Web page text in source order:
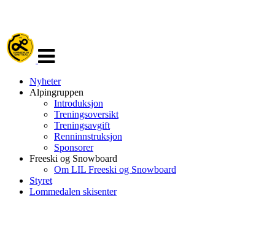
navigasjon
Nyheter
Alpingruppen
Introduksjon
Treningsoversikt
Treningsavgift
Renninnstruksjon
Sponsorer
Freeski og Snowboard
Om LIL Freeski og Snowboard
Styret
Lommedalen skisenter